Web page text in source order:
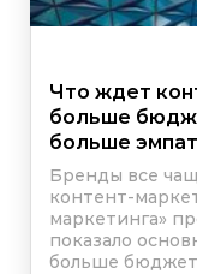
Что ждет
больше
больше
Бренды все
контент-
маркетинга»
показало
больше